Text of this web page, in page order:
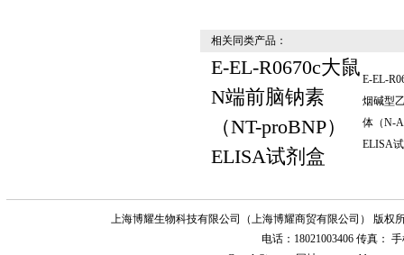
相关同类产品：
E-EL-R0670c大鼠
N端前脑钠素
（NT-proBNP）
ELISA试剂盒
E-EL-
烟碱型
体（N-
ELISA
上海博耀生物科技有限公司（上海博耀商贸有限公司） 版权
电话：18021003406 传真：